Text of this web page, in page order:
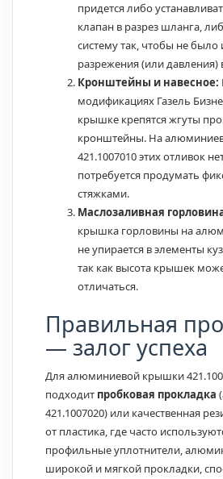
придется либо
клапан в разрез шланга,
систему так, чтобы не было
разрежения (или давления)
Кронштейны и навесное:
модификациях Газель
крышке крепятся жгуты
кронштейны. На
421.1007010 этих отливок
потребуется продумать
стяжками.
Маслозаливная
крышка горловины на
не упирается в элементы
так как высота крышек
отличаться.
Правильная
— залог успеха
Для алюминиевой крышки
подходит пробковая прокладка
421.1007020) или качественная
от пластика, где часто
профильные уплотнители,
широкой и мягкой прокладки,